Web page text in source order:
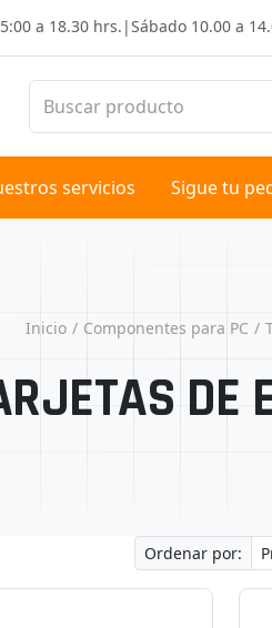
a 18.30 hrs. |Sábado 10.00 a
servicios Sigue tu
Inicio Componentes para PC
DE
Ordenar por: